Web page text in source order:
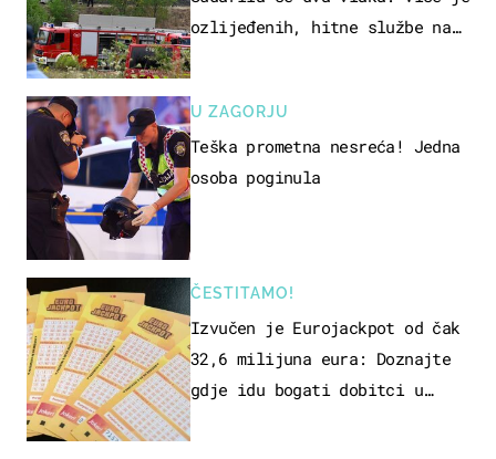
ozlijeđenih, hitne službe na
U ZAGORJU
Teška prometna nesreća! Jedna
osoba poginula
ČESTITAMO!
Izvučen je Eurojackpot od čak
32,6 milijuna eura: Doznajte
gdje idu bogati dobitci u